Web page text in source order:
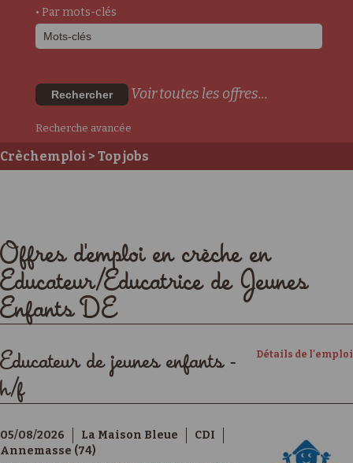
• Par mots-clés
Rechercher Voir toutes les offres...
Recherche avancée
Crèchemploi > Top jobs
Offres d'emploi en crèche en
Educateur/Educatrice de Jeunes
Enfants DE
Détails de l'emploi
Educateur de jeunes enfants -
h/f
05/08/2026 La Maison Bleue
CDI
Annemasse (74)